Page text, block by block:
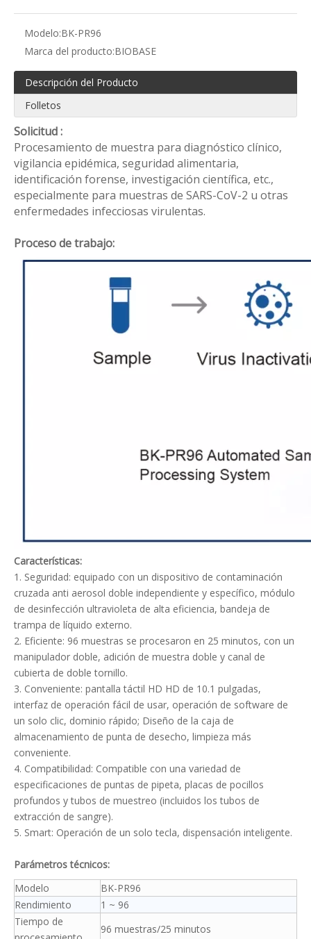
Modelo:BK-PR96
Marca del producto:BIOBASE
Descripción del Producto
Folletos
Solicitud:
Procesamiento de muestra para diagnóstico clínico,
vigilancia epidémica, seguridad alimentaria,
identificación forense, investigación científica, etc.,
especialmente para muestras de SARS-CoV-2 u otras
enfermedades infecciosas virulentas.
Proceso de trabajo:
Características:
1. Seguridad: equipado con un dispositivo de contaminación
cruzada anti aerosol doble independiente y específico, módulo
de desinfección ultravioleta de alta eficiencia, bandeja de
trampa de líquido externo.
2. Eficiente: 96 muestras se procesaron en 25 minutos, con un
manipulador doble, adición de muestra doble y canal de
cubierta de doble tornillo.
3. Conveniente: pantalla táctil HD HD de 10.1 pulgadas,
interfaz de operación fácil de usar, operación de software de
un solo clic, dominio rápido; Diseño de la caja de
almacenamiento de punta de desecho, limpieza más
conveniente.
4. Compatibilidad: Compatible con una variedad de
especificaciones de puntas de pipeta, placas de pocillos
profundos y tubos de muestreo (incluidos los tubos de
extracción de sangre).
5. Smart: Operación de un solo tecla, dispensación inteligente.
Parámetros técnicos:
Modelo
BK-PR96
Rendimiento
1 ~ 96
Tiempo de
96 muestras/25 minutos